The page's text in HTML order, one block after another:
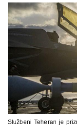
Službeni Teheran je